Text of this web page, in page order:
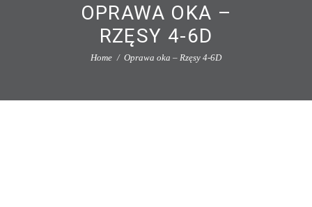
OPRAWA OKA –
RZĘSY 4-6D
Home Oprawa oka – Rzęsy 4-6D